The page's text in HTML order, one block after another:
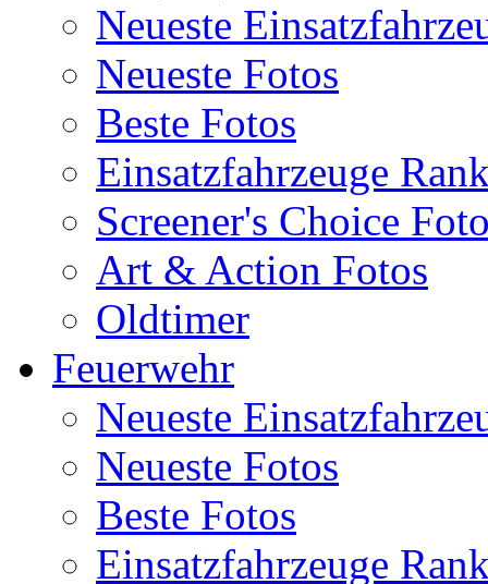
Neueste
Neueste Fotos
Beste Fotos
Einsatzfahrzeuge
Screener's Choice
Art & Action Fotos
Oldtimer
Feuerwehr
Neueste
Neueste Fotos
Beste Fotos
Einsatzfahrzeuge